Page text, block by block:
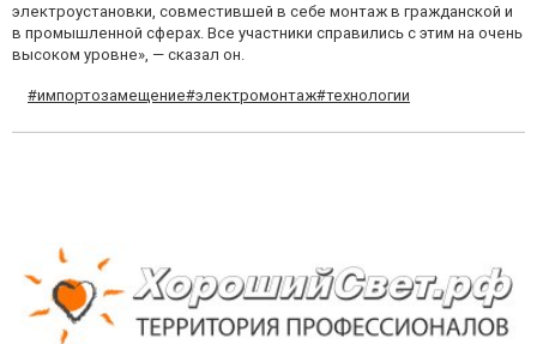
электроустановки, совместившей в себе монтаж в гражданской и
в промышленной сферах. Все участники справились с этим на очень
высоком уровне», — сказал он.
#импортозамещение#электромонтаж#технологии